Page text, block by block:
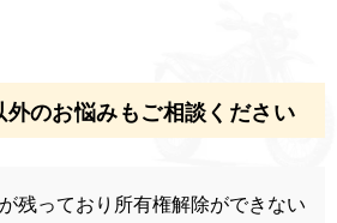
のお悩みもご相談ください
残っており所有権解除ができない